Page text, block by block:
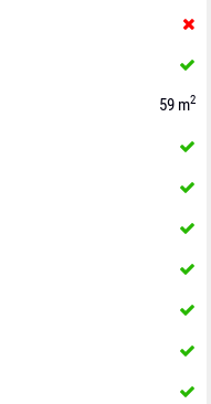
59 m2